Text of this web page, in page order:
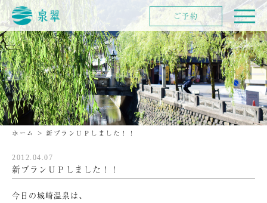
ホーム > 新プランＵＰしました！！
2012.04.07
新プランＵＰしました！！
今日の城崎温泉は、
ご予約